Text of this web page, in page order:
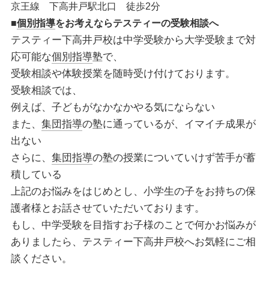
京王線 下高井戸駅北口 徒歩2分
■個別指導をお考えならテスティーの受験相談へ
テスティー下高井戸校は中学受験から大学受験まで対
応可能な個別指導塾で、
受験相談や体験授業を随時受け付けております。
受験相談では、
例えば、子どもがなかなかやる気にならない
また、 集団指導の塾に通っているが、イマイチ成果が
出ない
さらに、 集団指導の塾の授業についていけず苦手が蓄
積している
上記のお悩みをはじめとし、小学生の子をお持ちの保
護者様とお話させていただいております。
もし、中学受験を目指すお子様のことで何かお悩みが
ありましたら、テスティー下高井戸校へお気軽にご相
談ください。